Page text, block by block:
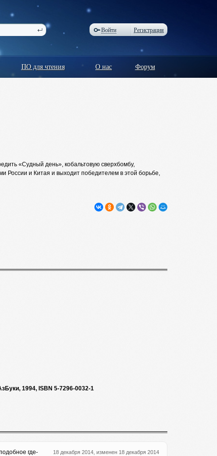
Войти Регистрация
ПО для чтения О нас Форум
«Судный день», кобальтовую сверхбомбу,
России и Китая и выходит победителем в этой борьбе,
1994, ISBN 5-7296-0032-1
18 декабря 2014, изменен 18 декабря 2014
где-